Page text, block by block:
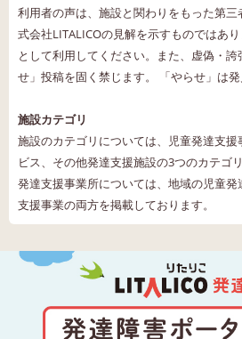
利用者の声は、施設と関わりをもった第
式会社LITALICOの見解を示すものではあ
として利用してください。また、虚偽・
せ」投稿を固く禁じます。 「やらせ」は発
施設カテゴリ
施設のカテゴリについては、児童発達支
ビス、その他発達支援施設の3つのカテゴ
発達支援事業所については、地域の児童
支援事業の両方を掲載しております。